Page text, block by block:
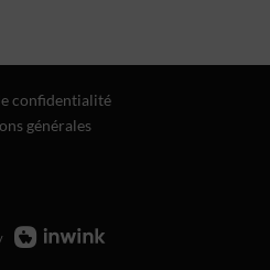
confidentialité
générales